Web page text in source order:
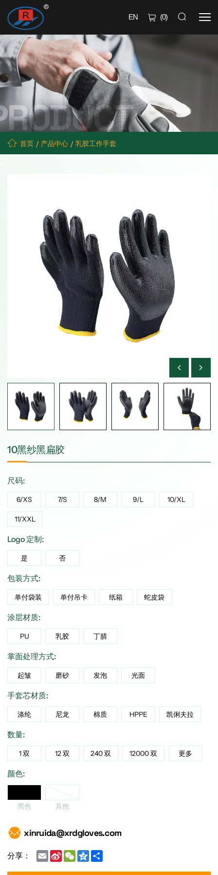
EN (0)
首页 产品中心 乳胶工作手套
10黑纱黑扁胶
尺码:
6/XS 7/S 8/M 9/L 10/XL
11/XXL
Logo 定制:
是 否
包装方式:
单付袋装 单付吊卡 纸箱 蛇皮袋
涂层材质:
PU 乳胶 丁腈
掌面处理方式:
起皱 磨砂 发泡 光面
手套芯材质:
涤纶 尼龙 棉质 HPPE 凯俐夫拉
数量:
1 双 12 双 240 双 12000 双 更多
颜色:
黑色 其他
xinruida@xrdgloves.com
分享： EmailSina
Weibo
WeChat
Qzone